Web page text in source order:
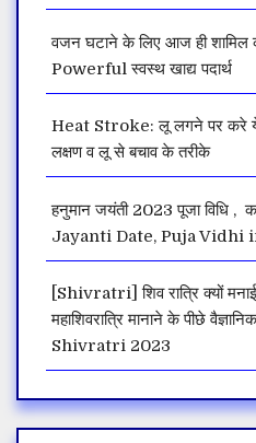
वजन घटाने के लिए आज ही
Powerful स्वस्थ खाद्य पदार्थ
Heat Stroke: लू लगने पर करे ये
लक्षण व लू से बचाव के तरीके
हनुमान जयंती 2023 पूजा विधि
Jayanti Date, Puja Vidhi
[Shivratri] शिव रात्रि क्यों
महाशिवरात्रि मानाने के पीछे
Shivratri 2023